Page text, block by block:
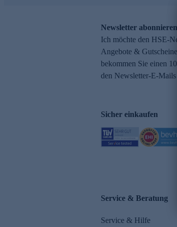
Newsletter
Ich möchte den HSE-
Angebote &
bekommen Sie einen
den Newsletter-E-
Sicher einkaufen
Service & Beratung
Service & Hilfe